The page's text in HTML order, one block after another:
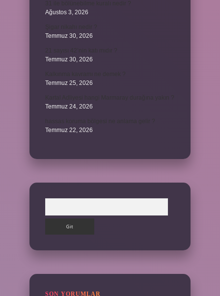
Ağustos 3, 2026
Temmuz 30, 2026
Temmuz 30, 2026
Temmuz 25, 2026
Temmuz 24, 2026
Temmuz 22, 2026
SON YORUMLAR